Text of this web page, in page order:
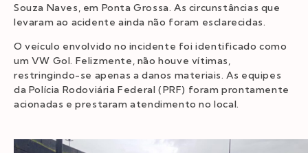
Souza Naves, em Ponta Grossa. As circunstâncias que
levaram ao acidente ainda não foram esclarecidas.
O veículo envolvido no incidente foi identificado como
um VW Gol. Felizmente, não houve vítimas,
restringindo-se apenas a danos materiais. As equipes
da Polícia Rodoviária Federal (PRF) foram prontamente
acionadas e prestaram atendimento no local.